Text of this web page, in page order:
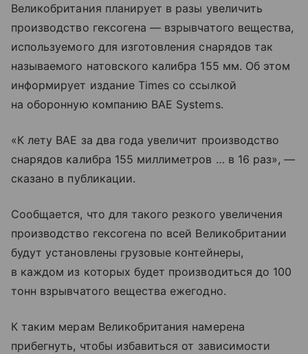
Великобритания планирует в разы увеличить
производство гексогена — взрывчатого вещества,
используемого для изготовления снарядов так
называемого натовского калибра 155 мм. Об этом
информирует издание Times со ссылкой
на оборонную компанию BAE Systems.
«К лету BAE за два года увеличит производство
снарядов калибра 155 миллиметров … в 16 раз», —
сказано в публикации.
Сообщается, что для такого резкого увеличения
производство гексогена по всей Великобритании
будут установлены грузовые контейнеры,
в каждом из которых будет производиться до 100
тонн взрывчатого вещества ежегодно.
К таким мерам Великобритания намерена
прибегнуть, чтобы избавиться от зависимости